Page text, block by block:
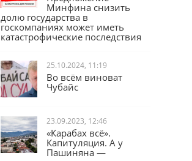
Юрий Афонин:
Предложение
Минфина снизить
долю государства в
катастрофические последствия
25.10.2024, 11:19
23.09.2023, 12:46
«Карабах всё».